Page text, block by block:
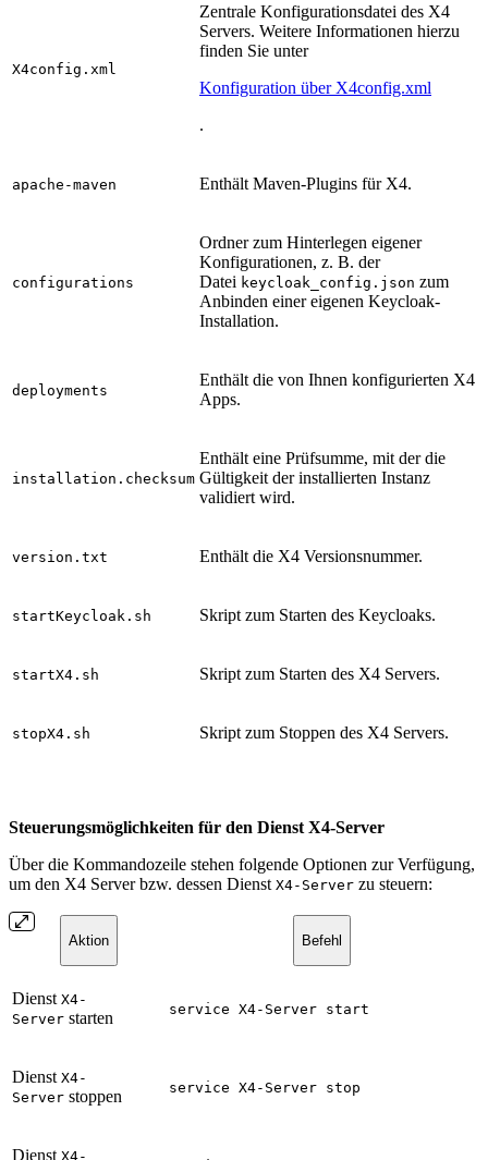
X4config.xml
Zentrale Konfigurationsdatei des X4
Servers. Weitere Informationen hierzu
finden Sie unter
Konfiguration über X4config.xml
.
apache-maven Enthält Maven-Plugins für X4.
configurations
Ordner zum Hinterlegen eigener
Konfigurationen, z. B. der
Datei keycloak_config.json zum
Anbinden einer eigenen Keycloak-
Installation.
deployments
Enthält die von Ihnen konfigurierten X4
Apps.
installation.checksum
Enthält eine Prüfsumme, mit der die
Gültigkeit der installierten Instanz
validiert wird.
version.txt Enthält die X4 Versionsnummer.
startKeycloak.sh Skript zum Starten des Keycloaks.
startX4.sh Skript zum Starten des X4 Servers.
stopX4.sh Skript zum Stoppen des X4 Servers.
Steuerungsmöglichkeiten für den Dienst X4-Server
Über die Kommandozeile stehen folgende Optionen zur Verfügung,
um den X4 Server bzw. dessen Dienst X4-Server zu steuern:
Aktion Befehl
Dienst X4-
Server starten service X4-Server start
Dienst X4-
Server stoppen service X4-Server stop
Dienst X4-